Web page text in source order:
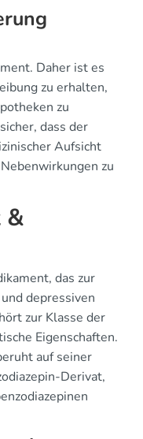
Daher ist es
zu erhalten,
zu
dass der
Aufsicht
zu
&
das zur
depressiven
zur Klasse der
Eigenschaften.
auf seiner
Derivat,